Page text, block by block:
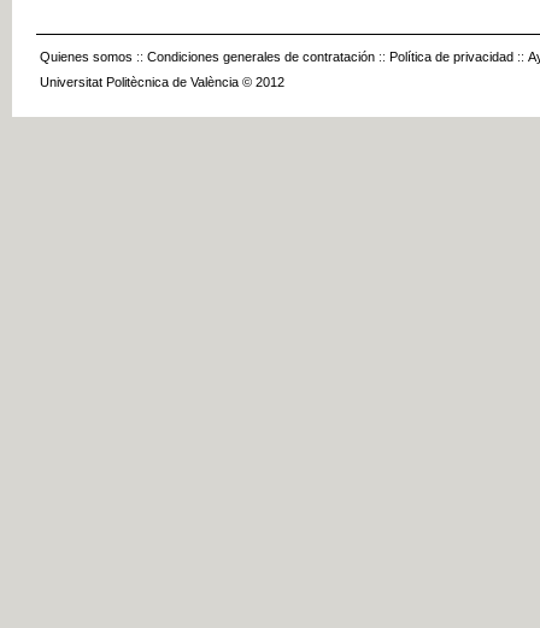
Quienes somos :: Condiciones generales de contratación :: Política de privacidad ::
Universitat Politècnica de València © 2012